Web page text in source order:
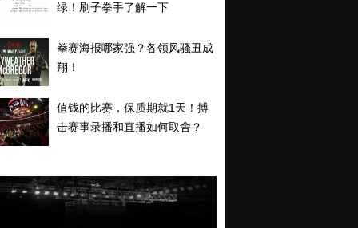
绿！刷子拳手了解一下
拳赛海报哪家强？各领风骚丑成
翔！
值钱的比赛，保质期就1天！搏
击赛事录播和直播如何取舍？